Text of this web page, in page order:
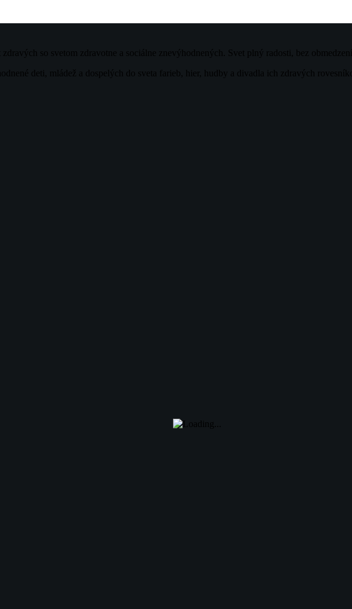
so svetom zdravotne a sociálne znevýhodnených. Svet plný radosti, bez
deti, mládež a dospelých do sveta farieb, hier, hudby a divadla ich zdravých